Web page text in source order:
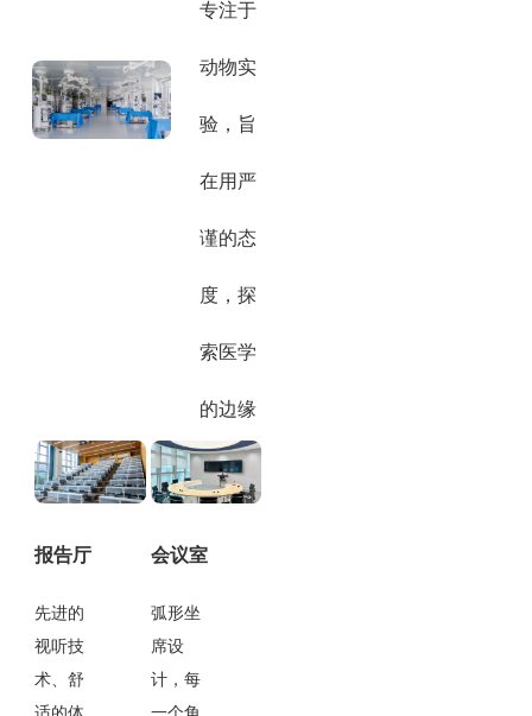
专注于
动物实
验，旨
在用严
谨的态
度，探
索医学
的边缘
报告厅
先进的
视听技
术、舒
适的体
会议室
弧形坐
席设
计，每
一个角